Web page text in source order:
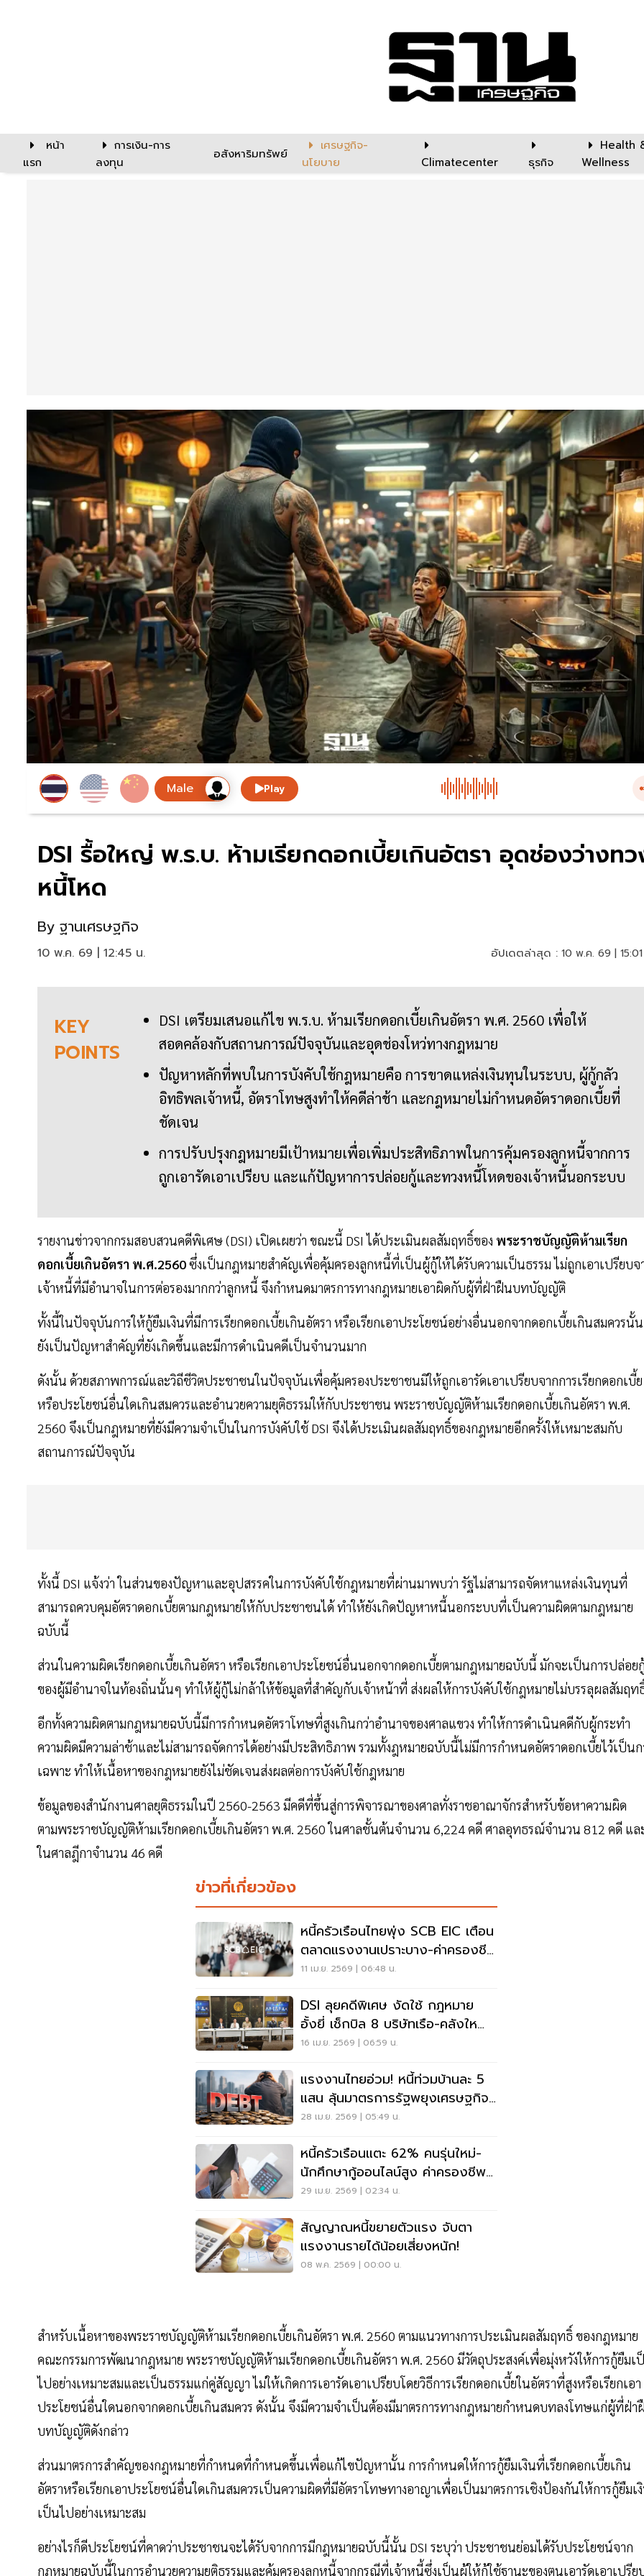
หน้า
แรก
การเงิน-การ
ลงทุน
อสังหาริมทรัพย์
เศรษฐกิจ-
นโยบาย
Climatecenter ธุรกิจ
Health
Wellness
Play
DSI รื้อใหญ่ พ.ร.บ. ห้ามเรียกดอกเบี้ยเกินอัตรา อุดช่องว่างท
หนี้โหด
By ฐานเศรษฐกิจ
10 พ.ค. 69 | 12:45 น. อัปเดตล่าสุด : 10 พ.ค. 69 |
KEY
POINTS
DSI เตรียมเสนอแก้ไข พ.ร.บ. ห้ามเรียกดอกเบี้ยเกินอัตรา พ.ศ. 2560 เพื่อให้
สอดคล้องกับสถานการณ์ปัจจุบันและอุดช่องโหว่ทางกฎหมาย
ปัญหาหลักที่พบในการบังคับใช้กฎหมายคือ การขาดแหล่งเงินทุนในระบบ, ผู้กู้กลัว
อิทธิพลเจ้าหนี้, อัตราโทษสูงทำให้คดีล่าช้า และกฎหมายไม่กำหนดอัตราดอกเบี้ยที่
ชัดเจน
การปรับปรุงกฎหมายมีเป้าหมายเพื่อเพิ่มประสิทธิภาพในการคุ้มครองลูกหนี้จากการ
ถูกเอารัดเอาเปรียบ และแก้ปัญหาการปล่อยกู้และทวงหนี้โหดของเจ้าหนี้นอกระบบ
รายงานข่าวจากกรมสอบสวนคดีพิเศษ (DSI) เปิดเผยว่า ขณะนี้ DSI ได้ประเมินผลสัมฤทธิ์ของ พระราชบัญญัติห้ามเรียก
ดอกเบี้ยเกินอัตรา พ.ศ.2560ซึ่งเป็นกฎหมายสำคัญเพื่อคุ้มครองลูกหนี้ที่เป็นผู้กู้ให้ได้รับความเป็นธรรม ไม่ถูกเอาเปรียบจ
เจ้าหนี้ที่มีอำนาจในการต่อรองมากกว่าลูกหนี้ จึงกำหนดมาตรการทางกฎหมายเอาผิดกับผู้ที่ฝ่าฝืนบทบัญญัติ
ทั้งนี้ในปัจจุบันการให้กู้ยืมเงินที่มีการเรียกดอกเบี้ยเกินอัตรา หรือเรียกเอาประโยชน์อย่างอื่นนอกจากดอกเบี้ยเกินสมควรนั้น
ยังเป็นปัญหาสำคัญที่ยังเกิดขึ้นและมีการดำเนินคดีเป็นจำนวนมาก
ดังนั้น ด้วยสภาพการณ์และวิถีชีวิตประชาชนในปัจจุบันเพื่อคุ้มครองประชาชนมิให้ถูกเอารัดเอาเปรียบจากการเรียกดอกเบี้ย
หรือประโยชน์อื่นใดเกินสมควรและอำนวยความยุติธรรมให้กับประชาชน พระราชบัญญัติห้ามเรียกดอกเบี้ยเกินอัตรา พ.ศ.
2560 จึงเป็นกฎหมายที่ยังมีความจำเป็นในการบังคับใช้ DSI จึงได้ประเมินผลสัมฤทธิ์ของกฎหมายอีกครั้งให้เหมาะสมกับ
สถานการณ์ปัจจุบัน
ทั้งนี้ DSI แจ้งว่า ในส่วนของปัญหาและอุปสรรคในการบังคับใช้กฎหมายที่ผ่านมาพบว่า รัฐไม่สามารถจัดหาแหล่งเงินทุนที่
สามารถควบคุมอัตราดอกเบี้ยตามกฎหมายให้กับประชาชนได้ ทำให้ยังเกิดปัญหาหนี้นอกระบบที่เป็นความผิดตามกฎหมาย
ฉบับนี้
ส่วนในความผิดเรียกดอกเบี้ยเกินอัตรา หรือเรียกเอาประโยชน์อื่นนอกจากดอกเบี้ยตามกฎหมายฉบับนี้ มักจะเป็นการปล่อย
ของผู้มีอำนาจในท้องถิ่นนั้นๆ ทำให้ผู้กู้ไม่กล้าให้ข้อมูลที่สำคัญกับเจ้าหน้าที่ ส่งผลให้การบังคับใช้กฎหมายไม่บรรลุผลสัมฤท
อีกทั้งความผิดตามกฎหมายฉบับนี้มีการกำหนดอัตราโทษที่สูงเกินกว่าอำนาจของศาลแขวง ทำให้การดำเนินคดีกับผู้กระทำ
ความผิดมีความล่าช้าและไม่สามารถจัดการได้อย่างมีประสิทธิภาพ รวมทั้งฎหมายฉบับนี้ไม่มีการกำหนดอัตราดอกเบี้ยไว้เป็นก
เฉพาะ ทำให้เนื้อหาของกฎหมายยังไม่ชัดเจนส่งผลต่อการบังคับใช้กฎหมาย
ข้อมูลของสำนักงานศาลยุติธรรมในปี 2560-2563 มีคดีที่ขึ้นสู่การพิจารณาของศาลทั่งราชอาณาจักรสำหรับข้อหาความผิด
ตามพระราชบัญญัติห้ามเรียกดอกเบี้ยเกินอัตรา พ.ศ. 2560 ในศาลชั้นต้นจำนวน 6,224 คดี ศาลอุทธรณ์จำนวน 812 คดี แล
ในศาลฎีกาจำนวน 46 คดี
ข่าวที่เกี่ยวข้อง
หนี้ครัวเรือนไทยพุ่ง SCB EIC เตือน
ตลาดแรงงานเปราะบาง-ค่าครองชีพ
พุ่งซ้ำเติม
11 เม.ย. 2569 | 06:48 น.
DSI ลุยคดีพิเศษ งัดใช้ กฎหมาย
อั้งยี่ เช็กบิล 8 บริษัทเรือ-คลังใหญ่
กักตุนน้ำมัน
16 เม.ย. 2569 | 06:59 น.
แรงงานไทยอ่วม! หนี้ท่วมบ้านละ 5
แสน ลุ้นมาตรการรัฐพยุงเศรษฐกิจ
ขาลง
28 เม.ย. 2569 | 05:49 น.
หนี้ครัวเรือนแตะ 62% คนรุ่นใหม่-
นักศึกษากู้ออนไลน์สูง ค่าครองชีพ
กดดัน
29 เม.ย. 2569 | 02:34 น.
สัญญาณหนี้ขยายตัวแรง จับตา
แรงงานรายได้น้อยเสี่ยงหนัก!
08 พ.ค. 2569 | 00:00 น.
สำหรับเนื้อหาของพระราชบัญญัติห้ามเรียกดอกเบี้ยเกินอัตรา พ.ศ. 2560 ตามแนวทางการประเมินผลสัมฤทธิ์ ของกฎหมาย
คณะกรรมการพัฒนากฎหมาย พระราชบัญญัติห้ามเรียกดอกเบี้ยเกินอัตรา พ.ศ. 2560 มีวัตถุประสงค์เพื่อมุ่งหวังให้การกู้ยืมเ
ไปอย่างเหมาะสมและเป็นธรรมแก่คู่สัญญา ไม่ให้เกิดการเอารัดเอาเปรียบโดยวิธีการเรียกดอกเบี้ยในอัตราที่สูงหรือเรียกเอา
ประโยชน์อื่นใดนอกจากดอกเบี้ยเกินสมควร ดังนั้น จึงมีความจำเป็นต้องมีมาตรการทางกฎหมายกำหนดบทลงโทษแก่ผู้ที่ฝ่า
บทบัญญัติดังกล่าว
ส่วนมาตรการสำคัญของกฎหมายที่กำหนดที่กำหนดขึ้นเพื่อแก้ไขปัญหานั้น การกำหนดให้การกู้ยืมเงินที่เรียกดอกเบี้ยเกิน
อัตราหรือเรียกเอาประโยชน์อื่นใดเกินสมควรเป็นความผิดที่มีอัตราโทษทางอาญาเพื่อเป็นมาตรการเชิงป้องกันให้การกู้ยืมเ
เป็นไปอย่างเหมาะสม
อย่างไรก็ดีประโยชน์ที่คาดว่าประชาชนจะได้รับจากการมีกฎหมายฉบับนี้นั้น DSI ระบุว่า ประชาชนย่อมได้รับประโยชน์จาก
กฎหมายฉบับนี้ในการอำนวยความยุติธรรมและคุ้มครองลูกหนี้จากกรณีที่เจ้าหนี้ซึ่งเป็นผู้ให้กู้ใช้ฐานะของตนเอารัดเอาเปรีย